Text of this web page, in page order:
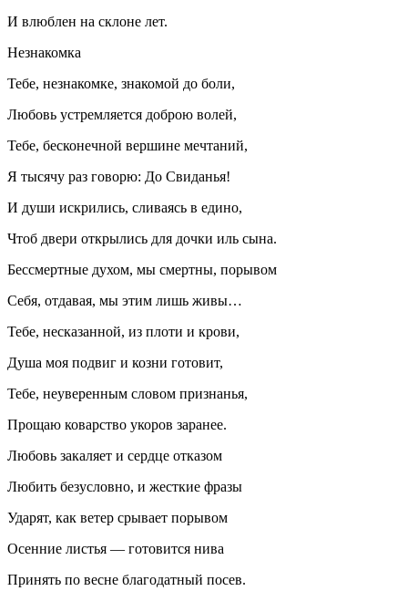
И влюблен на склоне лет.
Незнакомка
Тебе, незнакомке, знакомой до боли,
Любовь устремляется доброю волей,
Тебе, бесконечной вершине мечтаний,
Я тысячу раз говорю: До Свиданья!
И души искрились, сливаясь в едино,
Чтоб двери открылись для дочки иль сына.
Бессмертные духом, мы смертны, порывом
Себя, отдавая, мы этим лишь живы…
Тебе, несказанной, из плоти и крови,
Душа моя подвиг и козни готовит,
Тебе, неуверенным словом признанья,
Прощаю коварство укоров заранее.
Любовь закаляет и сердце отказом
Любить безусловно, и жесткие фразы
Ударят, как ветер срывает порывом
Осенние листья — готовится нива
Принять по весне благодатный посев.